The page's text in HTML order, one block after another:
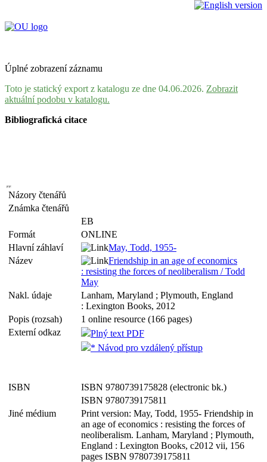
Úplné zobrazení záznamu
Toto je statický export z katalogu ze dne 04.06.2026. Zobrazit
aktuální podobu v katalogu.
Bibliografická citace
Názory čtenářů
Známka čtenářů
EB
Formát
ONLINE
Hlavní záhlaví
May, Todd, 1955-
Název
Friendship in an age of economics
: resisting the forces of neoliberalism / Todd
May
Nakl. údaje
Lanham, Maryland ; Plymouth, England
: Lexington Books, 2012
Popis (rozsah)
1 online resource (166 pages)
Externí odkaz
Plný text PDF
* Návod pro vzdálený přístup
ISBN
ISBN 9780739175828 (electronic bk.)
ISBN 9780739175811
Jiné médium
Print version: May, Todd, 1955- Friendship in
an age of economics : resisting the forces of
neoliberalism. Lanham, Maryland ; Plymouth,
England : Lexington Books, c2012 vii, 156
pages ISBN 9780739175811